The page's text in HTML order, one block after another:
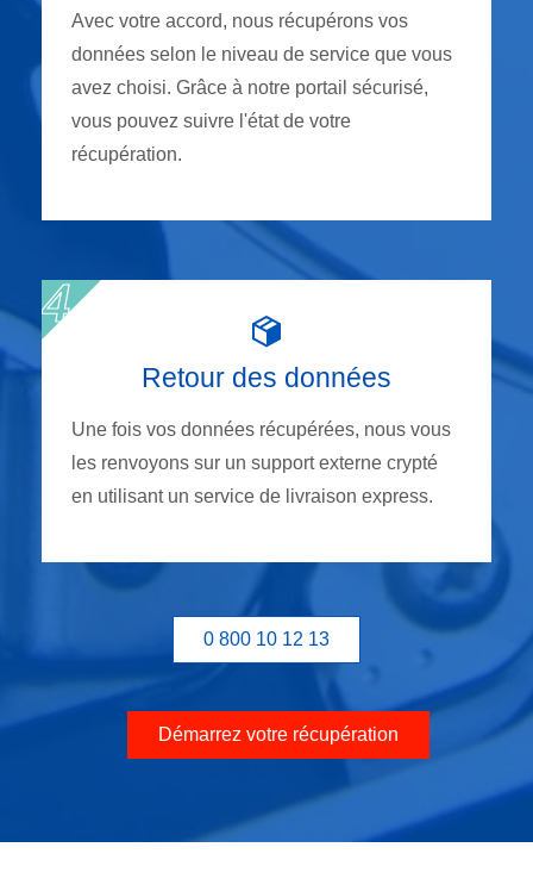
Avec votre accord, nous récupérons vos
données selon le niveau de service que vous
avez choisi. Grâce à notre portail sécurisé,
vous pouvez suivre l'état de votre
récupération.
Retour des données
Une fois vos données récupérées, nous vous
les renvoyons sur un support externe crypté
en utilisant un service de livraison express.
0 800 10 12 13
Démarrez votre récupération